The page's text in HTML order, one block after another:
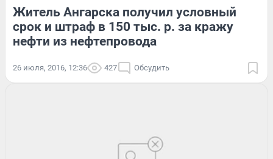
Житель Ангарска получил условный
срок и штраф в 150 тыс. р. за кражу
нефти из нефтепровода
26 июля, 2016, 12:36 427 Обсудить